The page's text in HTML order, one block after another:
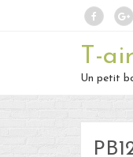
T-
Un petit